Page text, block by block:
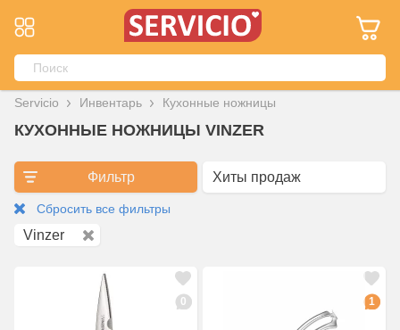
Servicio Инвентарь Кухонные ножницы
КУХОННЫЕ НОЖНИЦЫ VINZER
Фильтр
Сбросить все фильтры
Vinzer
0 1